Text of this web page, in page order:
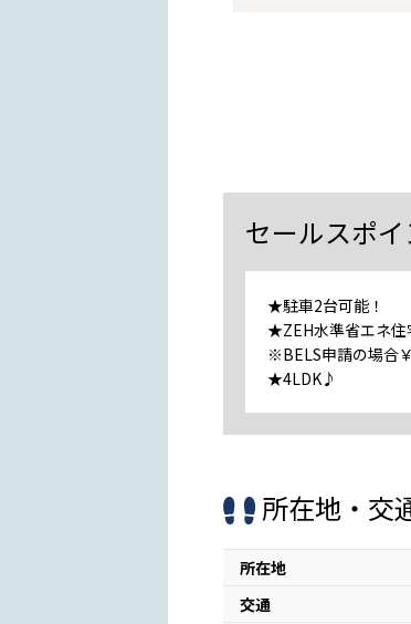
セールスポイ
★駐車2台可能！
★ZEH水準省エネ住
※BELS申請の場合
★4LDK♪
所在地・交
所在地
交通